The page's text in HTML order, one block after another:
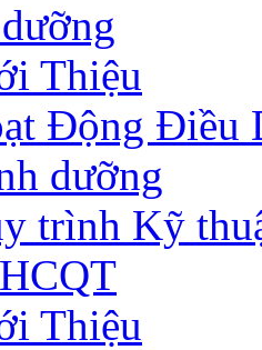
Thiệu
Động Điều
dưỡng
trình Kỹ
Thiệu